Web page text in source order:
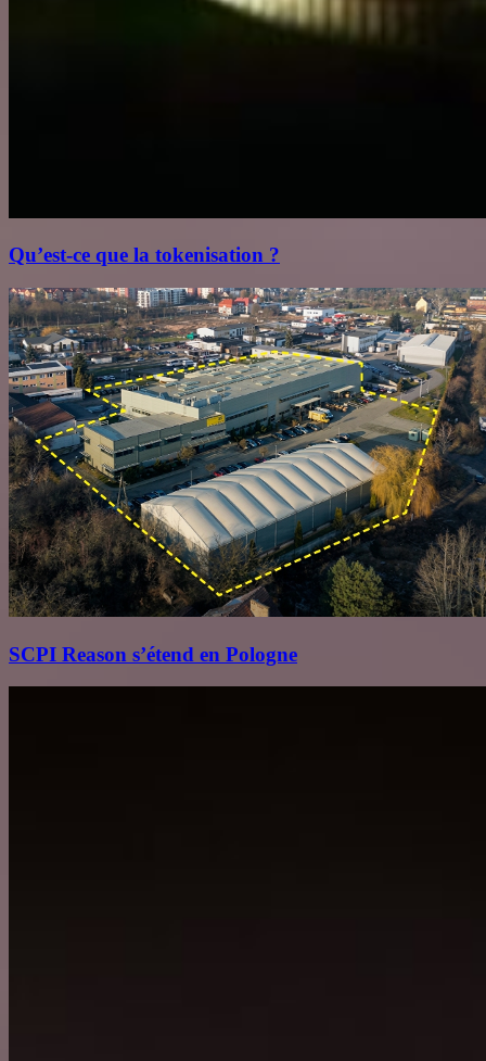
Qu’est‑ce que la tokenisation ?
SCPI Reason s’étend en Pologne